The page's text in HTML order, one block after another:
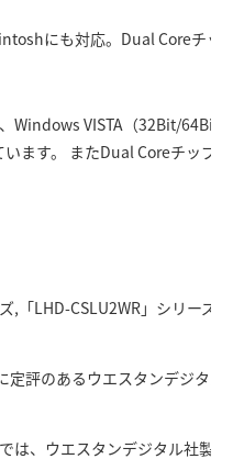
にも対応。Dual Coreチッ
VISTA（32Bit/64Bit
ます。 またDual Coreチップ
,「LHD-CSLU2WR」シリーズ】
評のあるウエスタンデジタル
では、ウエスタンデジタル社製